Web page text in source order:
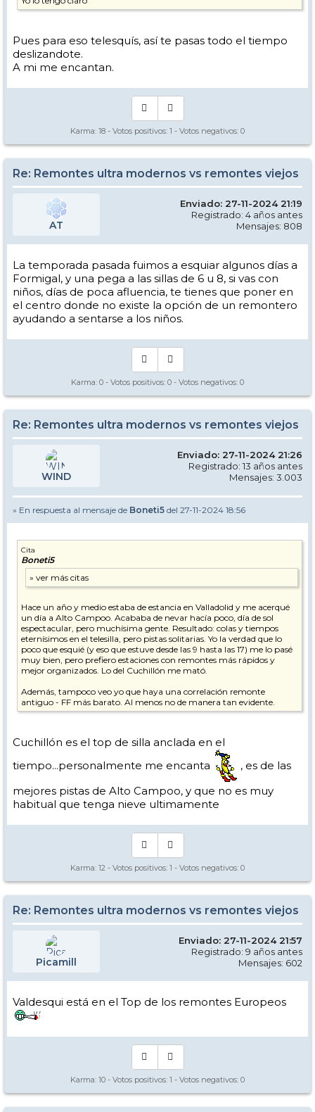
Pues para eso telesquís, así te pasas todo el tiempo
deslizandote.
A mi me encantan.
Karma: 18 - Votos positivos: 1 - Votos negativos: 0
Re: Remontes ultra modernos vs remontes viejos
AT
Enviado: 27-11-2024 21:19
Registrado: 4 años antes
Mensajes: 808
La temporada pasada fuimos a esquiar algunos días a
Formigal, y una pega a las sillas de 6 u 8, si vas con
niños, días de poca afluencia, te tienes que poner en
el centro donde no existe la opción de un remontero
ayudando a sentarse a los niños.
Karma: 0 - Votos positivos: 0 - Votos negativos: 0
Re: Remontes ultra modernos vs remontes viejos
WIND
Enviado: 27-11-2024 21:26
Registrado: 13 años antes
Mensajes: 3.003
» En respuesta al mensaje de Boneti5 del 27-11-2024 18:56
Cita
Boneti5
Hace un año y medio estaba de estancia en Valladolid y me acerqué
un día a Alto Campoo. Acababa de nevar hacía poco, día de sol
espectacular, pero muchísima gente. Resultado: colas y tiempos
eternísimos en el telesilla, pero pistas solitarias. Yo la verdad que lo
poco que esquié (y eso que estuve desde las 9 hasta las 17) me lo pasé
muy bien, pero prefiero estaciones con remontes más rápidos y
mejor organizados. Lo del Cuchillón me mató.
Además, tampoco veo yo que haya una correlación remonte
antiguo - FF más barato. Al menos no de manera tan evidente.
Cuchillón es el top de silla anclada en el
tiempo...personalmente me encanta
, es de las
mejores pistas de Alto Campoo, y que no es muy
habitual que tenga nieve ultimamente
Karma: 12 - Votos positivos: 1 - Votos negativos: 0
Re: Remontes ultra modernos vs remontes viejos
Picamill
Enviado: 27-11-2024 21:57
Registrado: 9 años antes
Mensajes: 602
Valdesqui está en el Top de los remontes Europeos
Karma: 10 - Votos positivos: 1 - Votos negativos: 0